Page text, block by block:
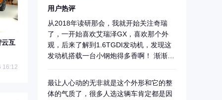
互
16:12
用户热评
从2018年读研那会，我就开始关注奇瑞
了，一开始喜欢艾瑞泽GX，喜欢那个外
观，后来了解到1.6TGDI发动机，发现这
发动机搭载一台小钢炮得多香啊！ 渐渐
最让人心动的无非就是这个外形和它的整
体的气质了，很多人选这辆车肯定都是因